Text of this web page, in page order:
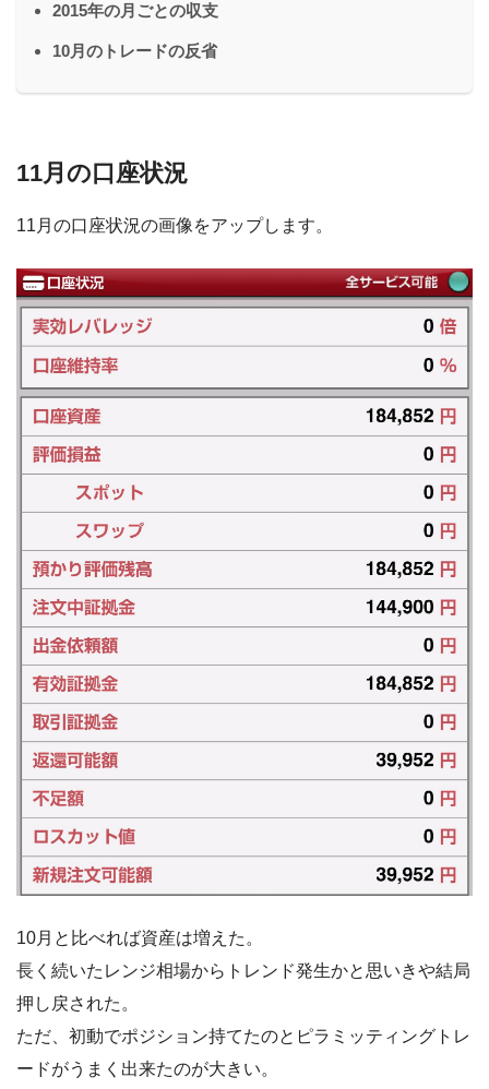
2015年の月ごとの収支
10月のトレードの反省
11月の口座状況
11月の口座状況の画像をアップします。
10月と比べれば資産は増えた。
長く続いたレンジ相場からトレンド発生かと思いきや結局
押し戻された。
ただ、初動でポジション持てたのとピラミッティングトレ
ードがうまく出来たのが大きい。